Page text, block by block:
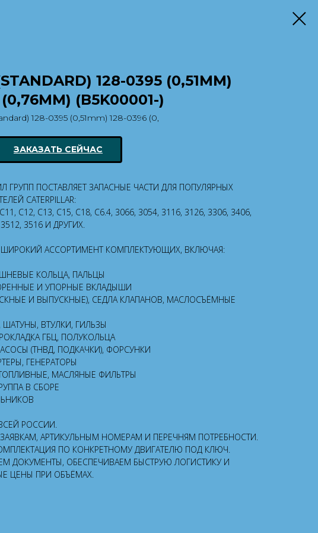
128-0395 (0,51MM)
(B5K00001-)
128-0395 (0,51mm) 128-0396 (0,
ЗАКАЗАТЬ СЕЙЧАС
ГРУПП ПОСТАВЛЯЕТ ЗАПАСНЫЕ ЧАСТИ ДЛЯ ПОПУЛЯРНЫХ
CATERPILLAR:
C12, C13, C15, C18, C6.4, 3066, 3054, 3116, 3126, 3306, 3406,
3516 И ДРУГИХ.
АССОРТИМЕНТ КОМПЛЕКТУЮЩИХ, ВКЛЮЧАЯ:
КОЛЬЦА, ПАЛЬЦЫ
И УПОРНЫЕ ВКЛАДЫШИ
И ВЫПУСКНЫЕ), СЕДЛА КЛАПАНОВ, МАСЛОСЪЁМНЫЕ
ВТУЛКИ, ГИЛЬЗЫ
ГБЦ, ПОЛУКОЛЬЦА
(ТНВД, ПОДКАЧКИ), ФОРСУНКИ
ГЕНЕРАТОРЫ
МАСЛЯНЫЕ ФИЛЬТРЫ
В СБОРЕ
РОССИИ.
АРТИКУЛЬНЫМ НОМЕРАМ И ПЕРЕЧНЯМ ПОТРЕБНОСТИ.
ПО КОНКРЕТНОМУ ДВИГАТЕЛЮ ПОД КЛЮЧ.
ДОКУМЕНТЫ, ОБЕСПЕЧИВАЕМ БЫСТРУЮ ЛОГИСТИКУ И
ЦЕНЫ ПРИ ОБЪЁМАХ.